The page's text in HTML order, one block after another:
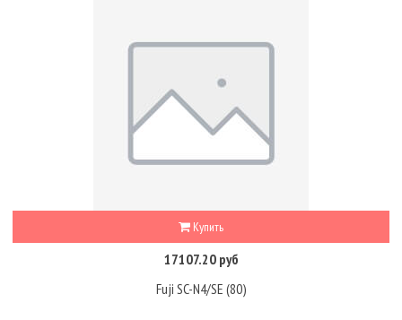
Купить
17107.20 руб
Fuji SC-N4/SE (80)